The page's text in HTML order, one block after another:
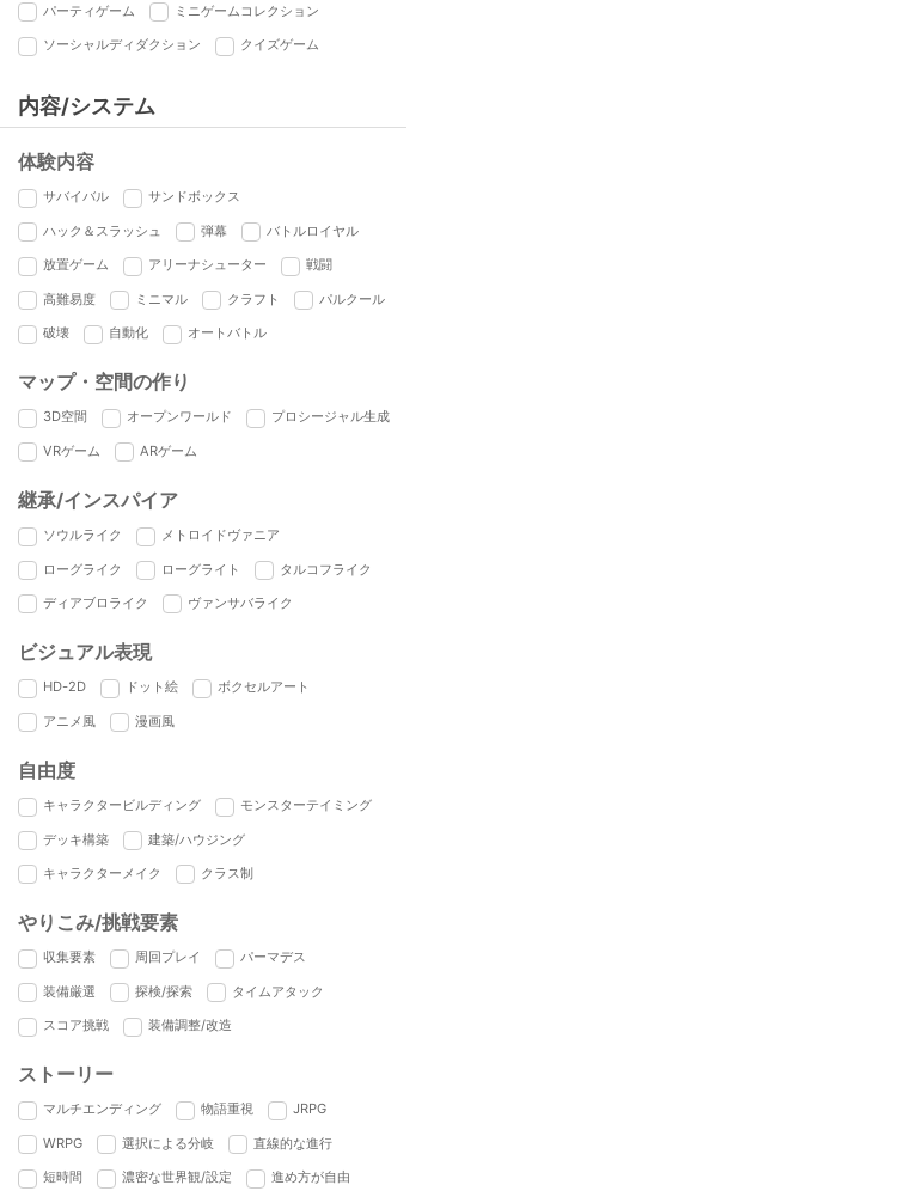
パーティゲーム ミニゲームコレクション
ソーシャルディダクション クイズゲーム
内容/システム
体験内容
サバイバル サンドボックス
ハック＆スラッシュ 弾幕 バトルロイヤル
放置ゲーム アリーナシューター 戦闘
高難易度 ミニマル クラフト パルクール
破壊 自動化 オートバトル
マップ・空間の作り
3D空間 オープンワールド プロシージャル生成
VRゲーム ARゲーム
継承/インスパイア
ソウルライク メトロイドヴァニア
ローグライク ローグライト タルコフライク
ディアブロライク ヴァンサバライク
ビジュアル表現
HD-2D ドット絵 ボクセルアート
アニメ風 漫画風
自由度
キャラクタービルディング モンスターテイミング
デッキ構築 建築/ハウジング
キャラクターメイク クラス制
やりこみ/挑戦要素
収集要素 周回プレイ パーマデス
装備厳選 探検/探索 タイムアタック
スコア挑戦 装備調整/改造
ストーリー
マルチエンディング 物語重視 JRPG
WRPG 選択による分岐 直線的な進行
短時間 濃密な世界観/設定 進め方が自由